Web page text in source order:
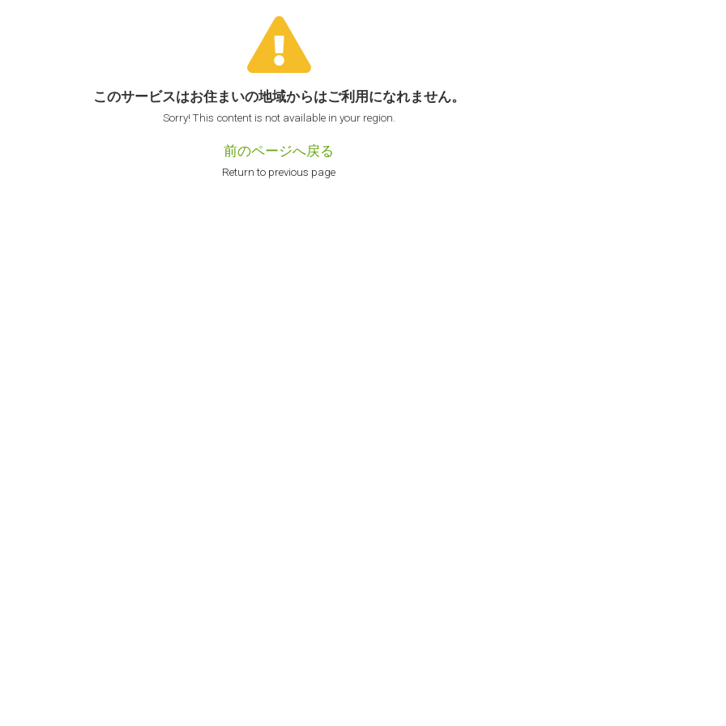
このサービスはお住まいの地域からはご利用になれません。
Sorry! This content is not available in your region.
前のページへ戻る
Return to previous page